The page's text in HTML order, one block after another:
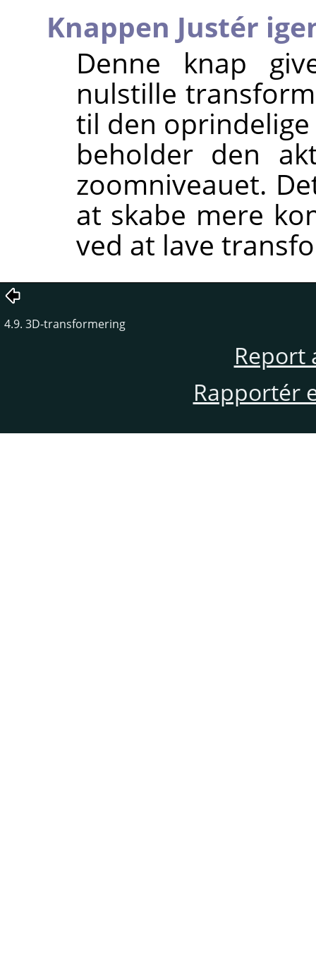
Knappen Justér
Denne knap
nulstille
til den
beholder den
zoomniveauet.
at skabe mere
ved at lave
4.9. 3D-transformering
Report
Rapportér